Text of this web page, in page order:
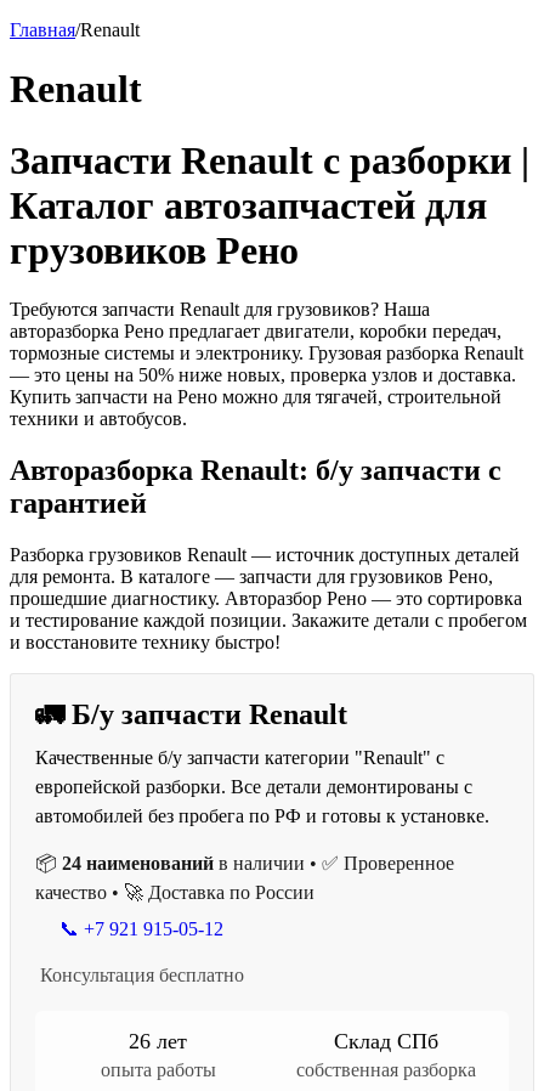
Главная/Renault
Renault
Запчасти Renault с разборки |
Каталог автозапчастей для
грузовиков Рено
Требуются запчасти Renault для грузовиков? Наша
авторазборка Рено предлагает двигатели, коробки передач,
тормозные системы и электронику. Грузовая разборка Renault
— это цены на 50% ниже новых, проверка узлов и доставка.
Купить запчасти на Рено можно для тягачей, строительной
техники и автобусов.
Авторазборка Renault: б/у запчасти с
гарантией
Разборка грузовиков Renault — источник доступных деталей
для ремонта. В каталоге — запчасти для грузовиков Рено,
прошедшие диагностику. Авторазбор Рено — это сортировка
и тестирование каждой позиции. Закажите детали с пробегом
и восстановите технику быстро!
🚛 Б/у запчасти Renault
Качественные б/у запчасти категории "Renault" с
европейской разборки. Все детали демонтированы с
автомобилей без пробега по РФ и готовы к установке.
📦 24 наименований в наличии • ✅ Проверенное
качество • 🚀 Доставка по России
📞 +7 921 915-05-12
Консультация бесплатно
26 лет
опыта работы
Склад СПб
собственная разборка